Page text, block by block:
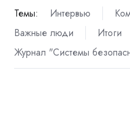
Темы: Интервью
Важные люди
Итоги
Журнал "Системы